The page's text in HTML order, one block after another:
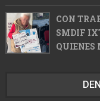
CON
SMDIF
QUIENES